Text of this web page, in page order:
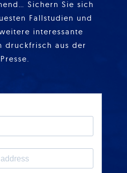
Sichern Sie sich
Fallstudien und
interessante
druckfrisch aus der
Presse.